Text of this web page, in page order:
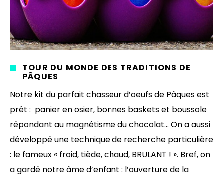
TOUR DU MONDE DES TRADITIONS DE
PÂQUES
Notre kit du parfait chasseur d’oeufs de Pâques est
prêt : panier en osier, bonnes baskets et boussole
répondant au magnétisme du chocolat… On a aussi
développé une technique de recherche particulière
: le fameux « froid, tiède, chaud, BRULANT ! ». Bref, on
a gardé notre âme d’enfant : l’ouverture de la